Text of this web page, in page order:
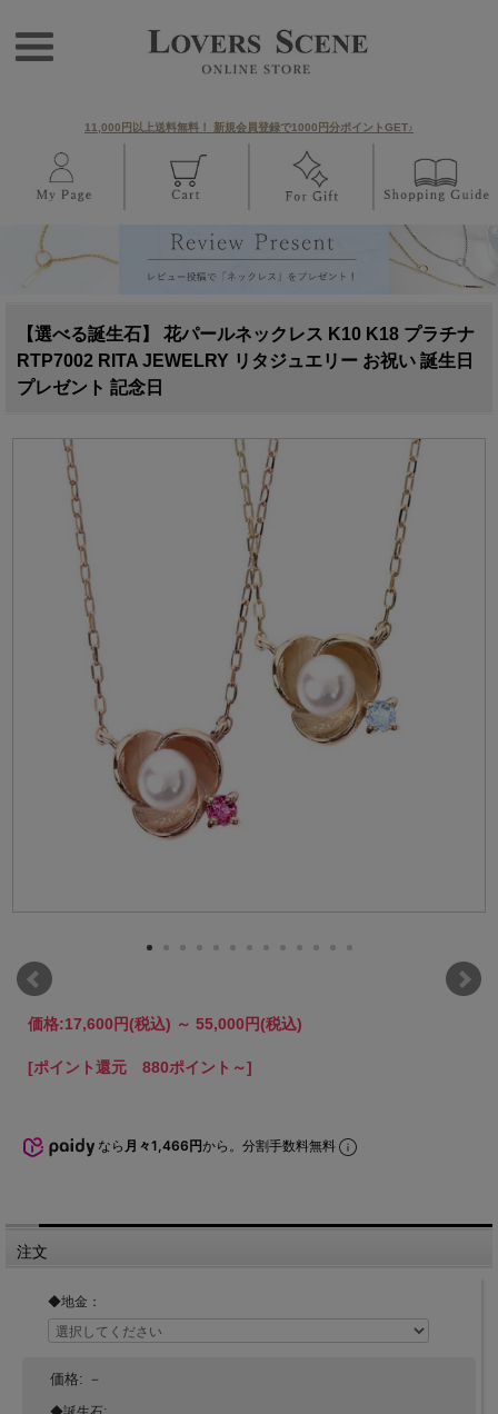
11,000円以上送料無料！ 新規会員登録で1000円分ポイントGET♪
【選べる誕生石】 花パールネックレス K10 K18 プラチナ
RTP7002 RITA JEWELRY リタジュエリー お祝い 誕生日
プレゼント 記念日
価格:17,600円(税込) ～ 55,000円(税込)
[ポイント還元 880ポイント～]
なら 月々1,466円から。分割手数料無料
注文
◆地金：
価格: －